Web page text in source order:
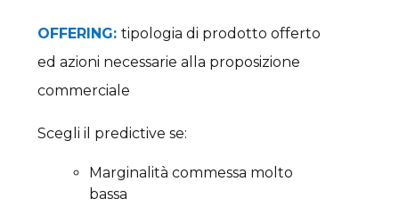
OFFERING: tipologia di prodotto offerto
ed azioni necessarie alla proposizione
commerciale
Scegli il predictive se:
Marginalità commessa molto
bassa